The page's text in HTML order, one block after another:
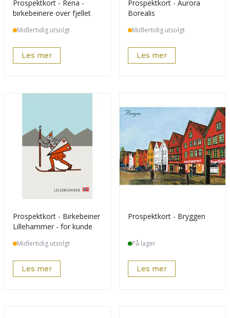
Prospektkort - Rena -
birkebeinere over fjellet
Midlertidig utsolgt
Les mer
Prospektkort - Aurora
Borealis
Midlertidig utsolgt
Les mer
Prospektkort - Birkebeiner
Lillehammer - for kunde
Midlertidig utsolgt
Les mer
Prospektkort - Bryggen
På lager
Les mer